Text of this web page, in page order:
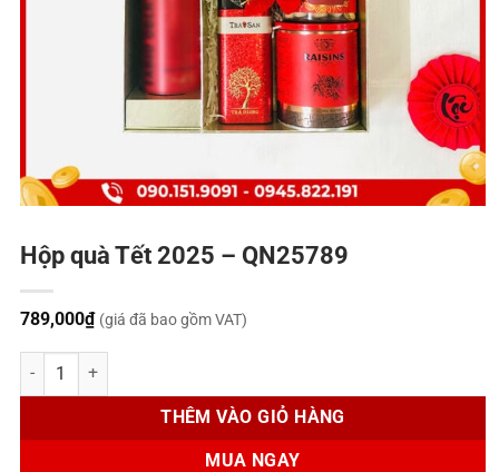
Hộp quà Tết 2025 – QN25789
789,000₫ (giá đã bao gồm VAT)
Hộp quà Tết 2025 - QN25789 số lượng
THÊM VÀO GIỎ HÀNG
MUA NGAY